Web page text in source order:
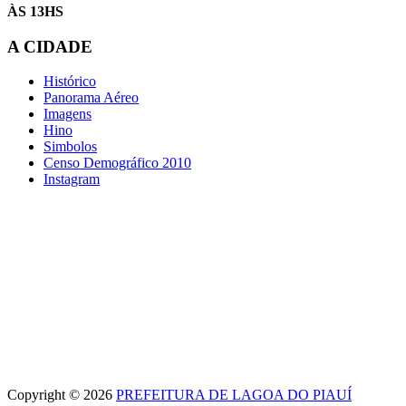
ÀS 13HS
A CIDADE
Histórico
Panorama Aéreo
Imagens
Hino
Simbolos
Censo Demográfico 2010
Instagram
Copyright © 2026 PREFEITURA DE LAGOA DO PIAUÍ